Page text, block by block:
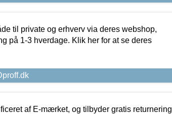
til private og erhverv via deres webshop,
på 1-3 hverdage. Klik her for at se deres
af E-mærket, og tilbyder gratis returnering